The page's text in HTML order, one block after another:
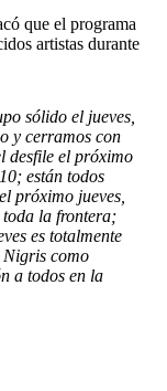
que el programa
artistas durante
sólido el jueves,
y cerramos con
desfile el próximo
están todos
próximo jueves,
toda la frontera;
es totalmente
Nigris como
a todos en la